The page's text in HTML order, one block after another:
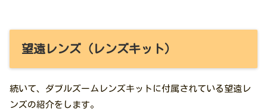
望遠レンズ（レンズキット）
続いて、ダブルズームレンズキットに付属されている望遠レ
ンズの紹介をします。